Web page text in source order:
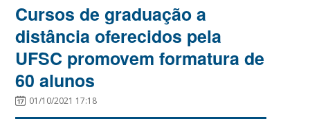
Cursos de graduação a
distância oferecidos pela
UFSC promovem formatura de
60 alunos
01/10/2021 17:18